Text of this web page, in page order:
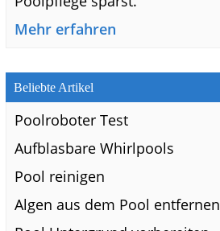
Mehr erfahren
Beliebte Artikel
Poolroboter Test
Aufblasbare Whirlpools
Pool reinigen
Algen aus dem Pool entfernen